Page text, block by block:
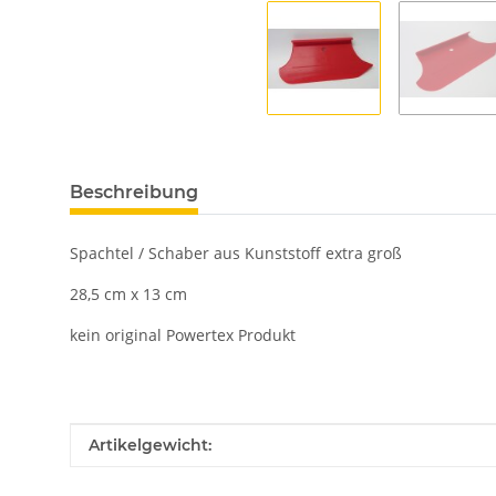
Beschreibung
Spachtel / Schaber aus Kunststoff extra groß
28,5 cm x 13 cm
kein original Powertex Produkt
Produkteigenschaft
Wert
Artikelgewicht: